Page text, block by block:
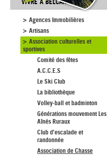
Agences Immobilières
Artisans
Association culturelles et
sportives
Comité des fêtes
A.C.C.E.S
Le Ski Club
La bibliothèque
Volley-ball et badminton
Générations mouvement Les
Aînés Ruraux
Club d'escalade et
randonnée
Association de Chasse